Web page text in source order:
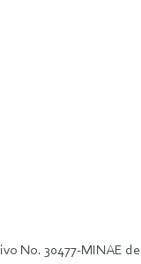
No. 30477-MINAE